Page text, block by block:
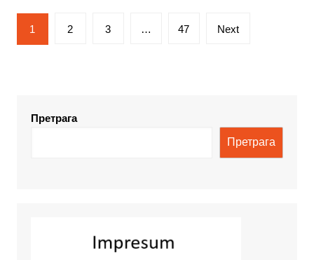
Кретање
чланака
1 2 3 … 47 Next
Претрага
Претрага